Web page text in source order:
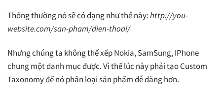
Thông thường nó sẽ có dạng như thế này:http://you-
website.com/san-pham/dien-thoai/
Nhưng chúng ta không thể xếp Nokia, SamSung, IPhone
chung một danh mục được. Vì thế lúc này phải tạo Custom
Taxonomy để nó phân loại sản phẩm dễ dàng hơn.